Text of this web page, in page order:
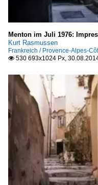
Menton im Juli 1976:
Kurt Rasmussen
Frankreich / Provence-Alpes-
 530 693x1024 Px,